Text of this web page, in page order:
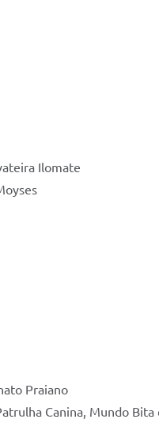
Ilomate
-
Praiano
Canina, Mundo Bita